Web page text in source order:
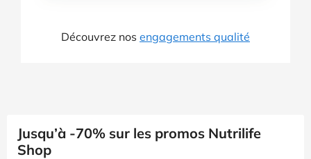
Découvrez nos engagements qualité
Jusqu’à -70% sur les promos Nutrilife
Shop